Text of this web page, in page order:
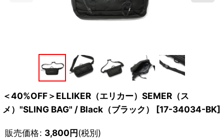
＜40%OFF＞ELLIKER（エリカー）SEMER（ス
メ）"SLING BAG" / Black（ブラック）
[17-34034-BK]
販売価格: 3,800円(税別)